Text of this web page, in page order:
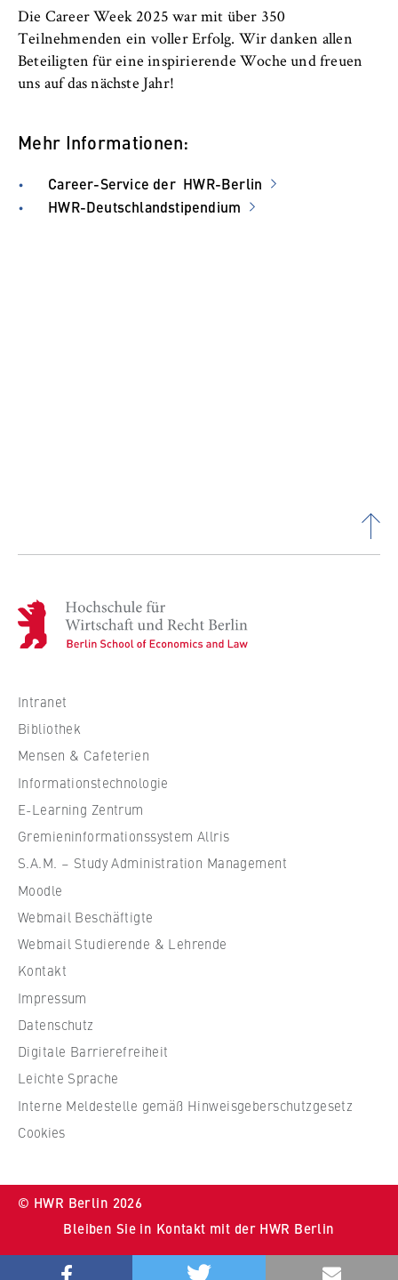
Die Career Week 2025 war mit über 350
Teilnehmenden ein voller Erfolg. Wir danken allen
Beteiligten für eine inspirierende Woche und freuen
uns auf das nächste Jahr!
Mehr Informationen:
Career-Service der HWR-Berlin
HWR-Deutschlandstipendium
H
o
c
s
c
u
l
e
f
i
r
t
c
h
a
f
t
n
R
e
c
h
Intranet
Bibliothek
Mensen & Cafeterien
Informationstechnologie
E-Learning Zentrum
Gremieninformationssystem Allris
S.A.M. – Study Administration Management
Moodle
Webmail Beschäftigte
Webmail Studierende & Lehrende
Kontakt
Impressum
Datenschutz
Digitale Barrierefreiheit
Leichte Sprache
Interne Meldestelle gemäß Hinweisgeberschutzgesetz
Cookies
© HWR Berlin 2026
Bleiben Sie in Kontakt mit der HWR Berlin
Bluesky
Youtube
Instragram